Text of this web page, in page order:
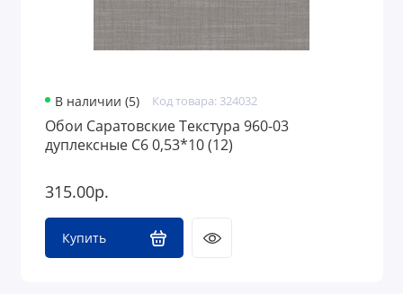
В наличии (5) Код товара: 324032
Обои Саратовские Текстура 960-03
дуплексные С6 0,53*10 (12)
315.00р.
Купить